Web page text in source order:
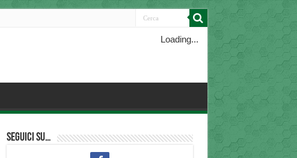
Loading...
Seguici su…